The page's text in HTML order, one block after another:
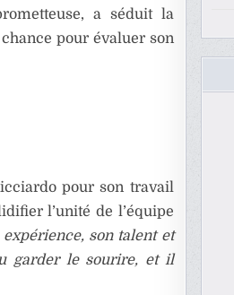
a séduit la
pour évaluer son
pour son travail
l’unité de l’équipe
son talent et
garder le sourire, et il